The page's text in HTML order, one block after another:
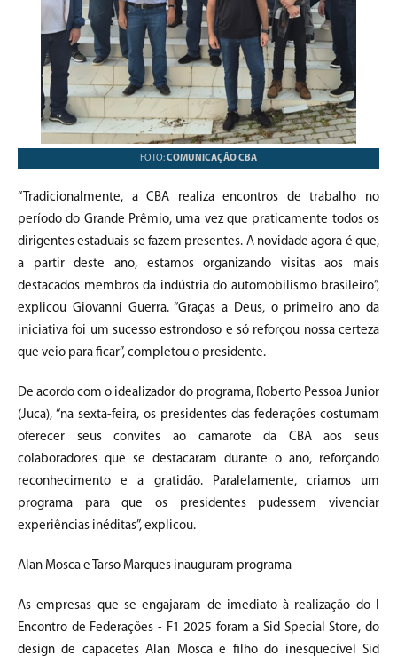
FOTO:COMUNICAÇÃO CBA
“Tradicionalmente, a CBA realiza encontros de trabalho no
período do Grande Prêmio, uma vez que praticamente todos os
dirigentes estaduais se fazem presentes. A novidade agora é que,
a partir deste ano, estamos organizando visitas aos mais
destacados membros da indústria do automobilismo brasileiro”,
explicou Giovanni Guerra. “Graças a Deus, o primeiro ano da
iniciativa foi um sucesso estrondoso e só reforçou nossa certeza
que veio para ficar”, completou o presidente.
De acordo com o idealizador do programa, Roberto Pessoa Junior
(Juca), “na sexta-feira, os presidentes das federações costumam
oferecer seus convites ao camarote da CBA aos seus
colaboradores que se destacaram durante o ano, reforçando
reconhecimento e a gratidão. Paralelamente, criamos um
programa para que os presidentes pudessem vivenciar
experiências inéditas”, explicou.
Alan Mosca e Tarso Marques inauguram programa
As empresas que se engajaram de imediato à realização do I
Encontro de Federações - F1 2025 foram a Sid Special Store, do
design de capacetes Alan Mosca e filho do inesquecível Sid